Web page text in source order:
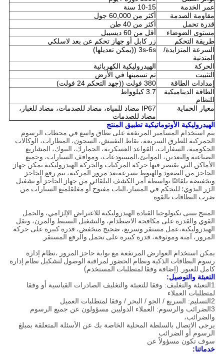
عمر الخدمة
10-15 سنة
مقاومة الصدمة
أكثر من 60,000 جول
قدرة تحمل
أكثر من 40 طن
مستوى الضوضاء
أقل من 60 ديسيبل
طريقة التحكم
زر كابل أو جهاز تحكم عن بعد لاسلكي
السرعة المتزايدة/
المتدنية
3s-6s ((يمكن تعديلها)
الحركة
الهيدروليكية الكهربائية
التثبيت
تم تسمينها في الأرض
إمدادات الطاقة
380 فولت ((جهد التحكم 24 فولت)
الطاقة الديناميكية
للنظام
3.7 كيلوواط
معيار الحماية
IP67 مضاد للمياه، مضاد للصدمات، مضاد للغبار،
مضاد للصدمات
الهيدروليكية الأوتوماتيكية تطبيق المنتج
يتم استخدام المسامير المرتفعة على نطاق واسع في محطات الرسوم
الجمركية للطرق السريعة، نقاط التفتيش، السجون، المطارات، الوكالات
الحكومية، السفارات، القواعد العسكرية، الجمارك، البنوك، المشاريع
الصناعية والتعدين، الموانئ،المستودعات، ومواقف السيارات، وجميع
الأماكن التي تقتصر فيها حركة المركبات.والحركة الهيدروليكية تمكن جهاز
الحاجز من الصعود والهبوط بسرعةبعد مرور المركبة، يتم رفع الحاجز
وتخفيضه تلقائيًا بواسطة أمر الكشف التلقائي من جهاز الحاجز أو تشغيل
الزر اليدوي؛ للتحكم في المسار،الباب مفتوح أو مغلقلمنع السيارات من
ضرب البطاقات بالقوة
المنتج يتبنى تكنولوجيا القيادة الهيدروليكية للاعتراض الإلزامي، والحمل
القوي والقدرة على مكافحة الاصطدام، والتشغيل البسيط والمرن، ونقل
الهيدروليكية،عمل مستقر وسريع، ضجيج منخفض، قدرة كبيرة على حركة
المرور، آمنة وموثوقة، قدرة كبيرة على تحمل والرفع المستقر.
يمكن استخدام العوارض المرتفعة مع بوابة حاجز المرور ،نظام إدارة
رسوم البطاقات الذكية ونظام الحضور لمراقبة الوصول لتشكيل نظام إدارة
كامل للعبور. (إضافة وفقا لمتطلبات المستخدم)
التعبئة والتوصيل:
1التعبئة والتغليف: وفقا للتعبئة والتغليف الصادرات القياسية أو وفقا
لمتطلبات العملاء
2التسليم: السريع / الجو / البحر / وفقا لمتطلبات العميل
3الضرائب والرسوم: العملاء الدوليين مسؤولون عن جميع الرسوم
والضرائب،
يرجى الاتصال بالسلطة المحلية الخاصة بك عن الأسئلة المتعلقة بمبلغ
الرسوم أو الضرائب
سوف تكون مسؤولاً عن
خدماتنا: